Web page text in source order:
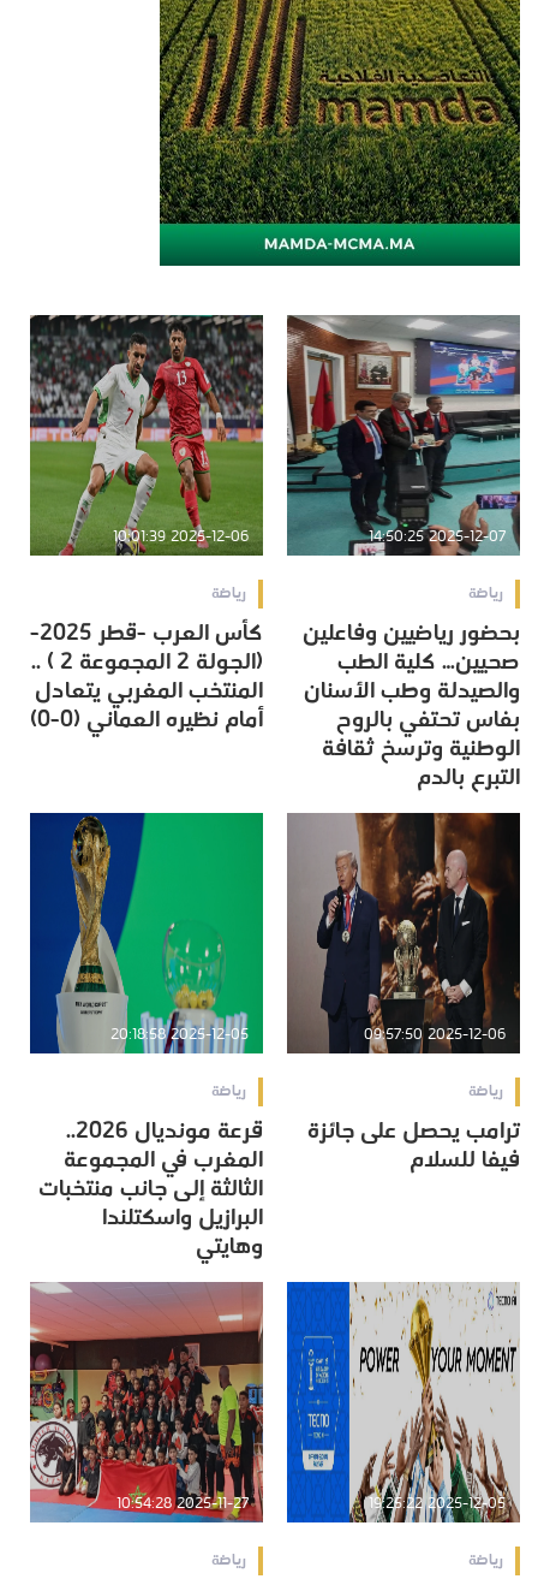
2025-12-07 14:50:25
رياضة
بحضور رياضيين وفاعلين
صحيين… كلية الطب
والصيدلة وطب الأسنان
بفاس تحتفي بالروح
الوطنية وترسخ ثقافة
التبرع بالدم
2025-12-06 10:01:39
رياضة
كأس العرب -قطر 2025-
(الجولة 2 المجموعة 2 ) ..
المنتخب المغربي يتعادل
أمام نظيره العماني (0-0)
2025-12-06 09:57:50
رياضة
ترامب يحصل على جائزة
فيفا للسلام
2025-12-05 20:18:58
رياضة
قرعة مونديال 2026..
المغرب في المجموعة
الثالثة إلى جانب منتخبات
البرازيل واسكتلندا
وهايتي
2025-12-05 19:25:22
رياضة
2025-11-27 10:54:28
رياضة